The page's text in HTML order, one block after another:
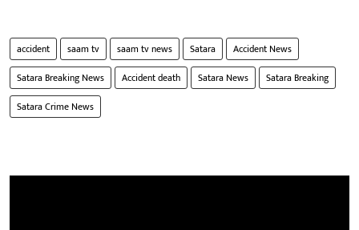
accident saam tv saam tv news Satara
Accident News
Satara Breaking News
Accident death Satara News
Satara Breaking
Satara Crime News